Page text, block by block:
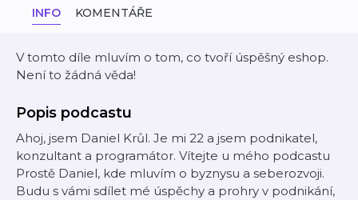
INFO KOMENTÁŘE
V tomto díle mluvím o tom, co tvoří úspěšný eshop.
Není to žádná věda!
Popis podcastu
Ahoj, jsem Daniel Krůl. Je mi 22 a jsem podnikatel,
konzultant a programátor. Vítejte u mého podcastu
Prostě Daniel, kde mluvím o byznysu a seberozvoji.
Budu s vámi sdílet mé úspěchy a prohry v podnikání,